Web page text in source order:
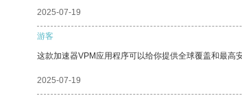
2025-07-19
游客
这款加速器VPM应用程序可以给你提供全球覆盖和最高
2025-07-19